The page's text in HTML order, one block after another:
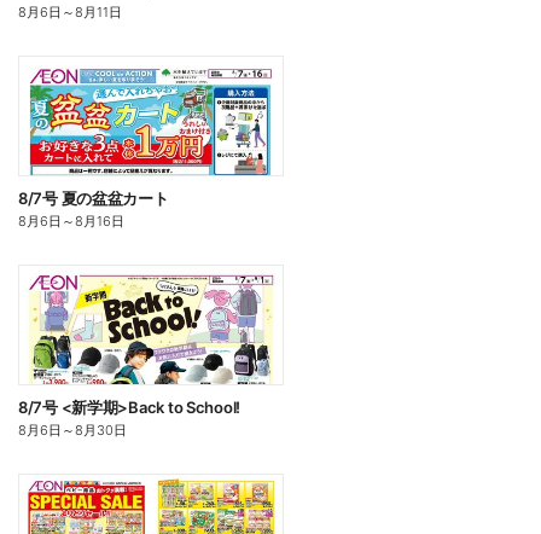
8月6日 ～8月11日
8/7号 夏の盆盆カート
8月6日 ～8月16日
8/7号 <新学期>Back to School!
8月6日 ～8月30日